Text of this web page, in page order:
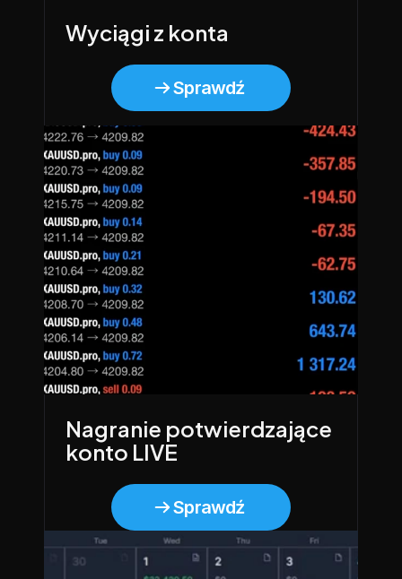
Wyciągi z konta
Sprawdź
Nagranie potwierdzające
konto LIVE
Sprawdź